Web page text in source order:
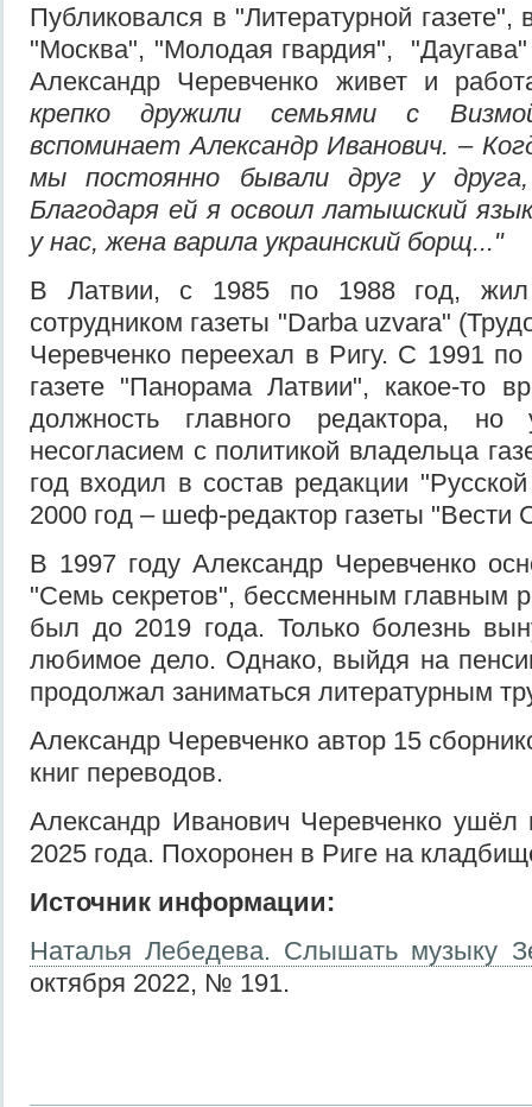
Публиковался в "Литературной
"Москва", "Молодая гвардия",
Александр Черевченко живет и
крепко дружили семьями с
вспоминает Александр Иванович. –
мы постоянно бывали друг у
Благодаря ей я освоил латышский
у нас, жена варила украинский борщ..."
В Латвии, с 1985 по 1988 год,
сотрудником газеты "Darba uzvara"
Черевченко переехал в Ригу. С 1991
газете "Панорама Латвии", какое-то
должность главного редактора,
несогласием с политикой владельца
год входил в состав редакции
2000 год – шеф-редактор газеты "Вести
В 1997 году Александр Черевченко
"Семь секретов", бессменным главным
был до 2019 года. Только болезнь
любимое дело. Однако, выйдя на
продолжал заниматься литературным
Александр Черевченко автор 15
книг переводов.
Александр Иванович Черевченко ушёл
2025 года. Похоронен в Риге на
Источник информации:
Наталья Лебедева. Слышать музыку
октября 2022, № 191.